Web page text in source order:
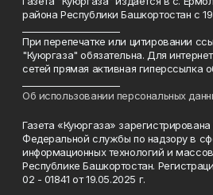
района Республики Башкортостан с
При перепечатке или цитировании
"Куюргаза" обязательна. Для
сетей прямая активная гиперссылка
Об использовании персональных
Газета «Куюргаза»
Федеральной службы по надзору в
информационных технологий и
Республике Башкортостан.
02 - 01841 от 19.05.2025 г.